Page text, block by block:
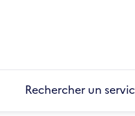
Rechercher un